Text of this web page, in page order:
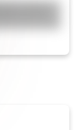
tienen